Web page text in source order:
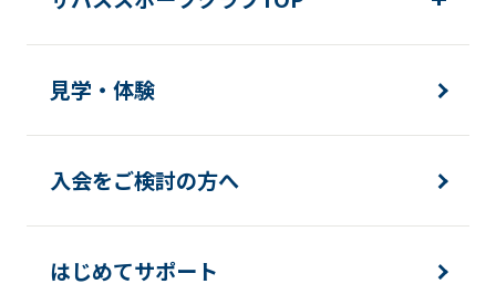
見学・体験
入会をご検討の方へ
はじめてサポート